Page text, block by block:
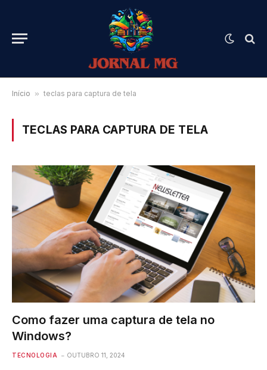
Início » teclas para captura de tela
TECLAS PARA CAPTURA DE TELA
Como fazer uma captura de tela no
Windows?
TECNOLOGIA OUTUBRO 11, 2024